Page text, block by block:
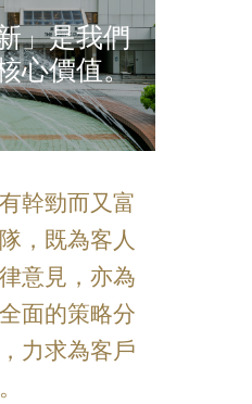
」是我們
心價值。
幹勁而又富
，既為客人
意見，亦為
面的策略分
力求為客戶